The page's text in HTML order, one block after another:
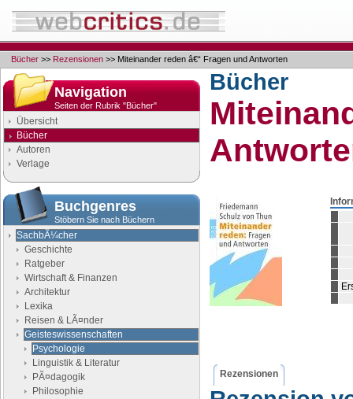
Bücher >> Rezensionen >> Miteinander reden â€“ Fragen und Antworten
Navigation
Seiten der Rubrik "Bücher"
Übersicht
Bücher
Autoren
Verlage
Buchgenres
Stöbern Sie nach Büchern
SachbÃ¼cher
Geschichte
Ratgeber
Wirtschaft & Finanzen
Architektur
Lexika
Reisen & LÃ¤nder
Geisteswissenschaften
Psychologie
Linguistik & Literatur
PÃ¤dagogik
Philosophie
Bücher
Rezensionen